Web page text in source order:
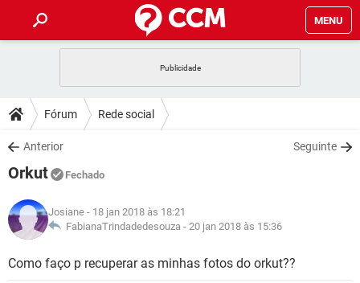
MENU
CELULAR
OUTLOOK
INSTAGRAM
GUIA DE COMPRAS
DICAS
JOGOS
INSTAGRAM
GUIA DE COMPRAS
DOWNLOADS
JOGOS
CELULAR
OUTLOOK EXCEL
INSTAGRAM GMAIL
JOGOS
CELULAR
OUTLOOK EXCEL
GLOSSÁRIO
WHATSAPP
Fórum Rede social
Anterior Seguinte
Orkut Fechado
Josiane - 18 jan 2018 às 18:21
FabianaTrindadedesouza - 20 jan 2018 às 15:36
Como faço p recuperar as minhas fotos do orkut??